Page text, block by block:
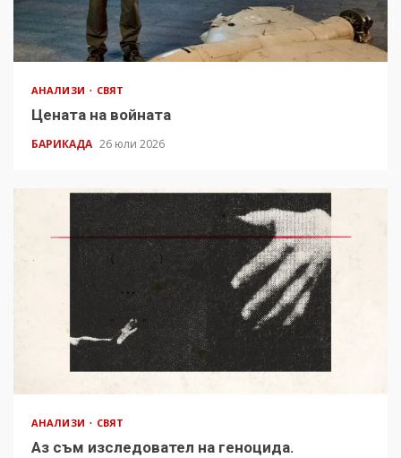
АНАЛИЗИ СВЯТ
Цената на войната
БАРИКАДА 26 юли 2026
АНАЛИЗИ СВЯТ
Аз съм изследовател на геноцида.